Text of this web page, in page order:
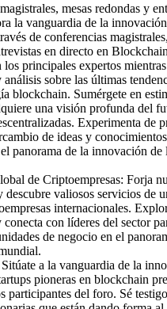
mesas redondas y
la vanguardia de la
de conferencias
en directo en
los principales expertos
análisis sobre las últimas
blockchain. Sumérgete en
una visión profunda del
Experimenta de
de ideas y
panorama de la innovación de
de Criptoempresas: Forja
descubre valiosos servicios de
internacionales.
con líderes del sector
de negocio en el
a la vanguardia de la
pioneras en blockchain
participantes del foro. Sé